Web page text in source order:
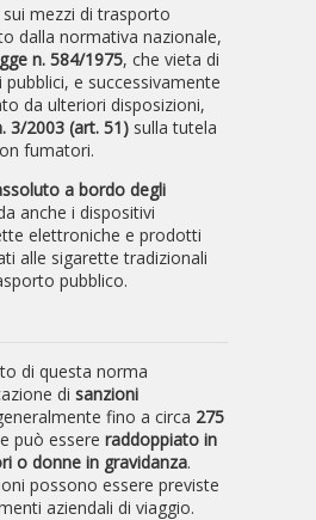
mezzi di trasporto
dalla normativa nazionale,
n. 584/1975, che vieta di
e successivamente
da ulteriori disposizioni,
3/2003 (art. 51) sulla tutela
fumatori.
a bordo degli
anche i dispositivi
elettroniche e prodotti
alle sigarette tradizionali
pubblico.
di questa norma
di sanzioni
fino a circa 275
può essere raddoppiato in
o donne in gravidanza.
possono essere previste
aziendali di viaggio.